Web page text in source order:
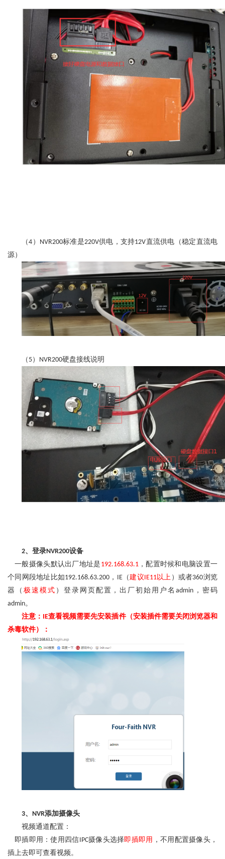
（4 ） NVR200标准是220V供电，支持12V直流供电（稳定直流电
源）
（ 5） NVR200硬盘接线说明
2、登录NVR200设备
一般摄像头默认出厂地址是 192.168.63.1，配置时候和电脑设置一
个同网段地址比如192.168.63.200 ， IE（建议IE11以上 ）或者360浏览
器（ 极速模式 ）登录网页配置，出厂初始用户名admin ，密码
admin。
注意： IE查看视频需要先安装插件（安装插件需要关闭浏览器和
杀毒软件）：
3、 NVR添加摄像头
视频通道配置：
即插即用：使用四信IPC摄像头选择即插即用 ，不用配置摄像头，
插上去即可查看视频。